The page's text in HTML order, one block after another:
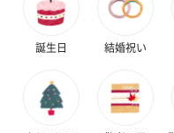
フラッグカプセル：イ
ンセンススティック
誕生日 結婚祝い